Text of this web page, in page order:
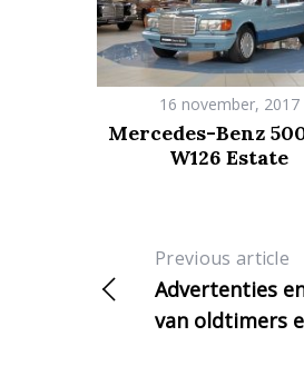
16 november, 2017
Mercedes-Benz
W126 Estate
Previous article
Advertenties
van oldtimers